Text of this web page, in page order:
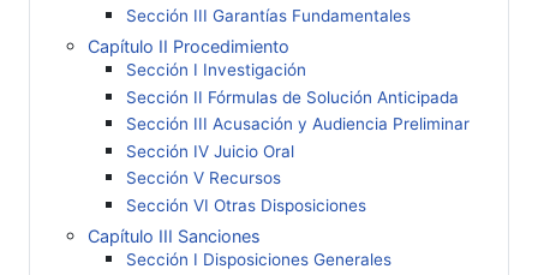
Sección III Garantías Fundamentales
Capítulo II Procedimiento
Sección I Investigación
Sección II Fórmulas de Solución Anticipada
Sección III Acusación y Audiencia Preliminar
Sección IV Juicio Oral
Sección V Recursos
Sección VI Otras Disposiciones
Capítulo III Sanciones
Sección I Disposiciones Generales